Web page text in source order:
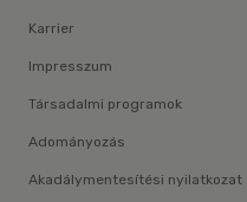
Karrier
Impresszum
Társadalmi programok
Adományozás
Akadálymentesítési nyilatkozat